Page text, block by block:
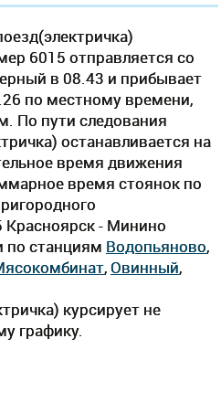
6015 отправляется со
в 08.43 и прибывает
по местному времени,
По пути следования
останавливается на
время движения
время стоянок по
Красноярск - Минино
по станциям Водопьяново,
,Овинный,
курсирует не
графику.